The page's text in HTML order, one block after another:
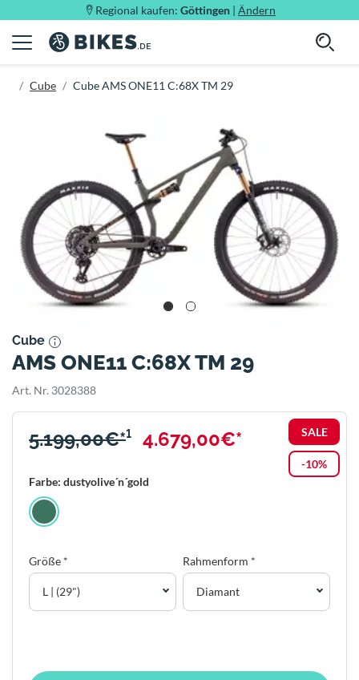
Regional kaufen: Göttingen | Ändern
Cube Cube AMS ONE11 C:68X TM 29
Cube
AMS ONE11 C:68X TM 29
Art. Nr. 3028388
SALE
-10%
5.199,00€*¹ 4.679,00€*
Farbe: dustyolive´n´gold
Größe *
L | (29")
Rahmenform *
Diamant